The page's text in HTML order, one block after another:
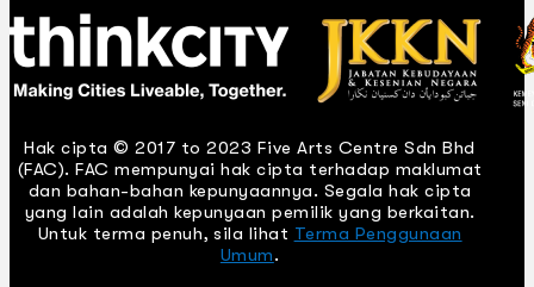
Hak cipta © 2017 to 2023 Five Arts Centre Sdn Bhd
(FAC). FAC mempunyai hak cipta terhadap maklumat
dan bahan-bahan kepunyaannya. Segala hak cipta
yang lain adalah kepunyaan pemilik yang berkaitan.
Untuk terma penuh, sila lihat Terma Penggunaan
Umum.